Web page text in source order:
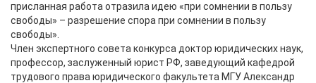
присланная работа отразила идею «при сомнении в пользу
свободы» – разрешение спора при сомнении в пользу
свободы».
Член экспертного совета конкурса доктор юридических наук,
профессор, заслуженный юрист РФ, заведующий кафедрой
трудового права юридического факультета МГУ Александр